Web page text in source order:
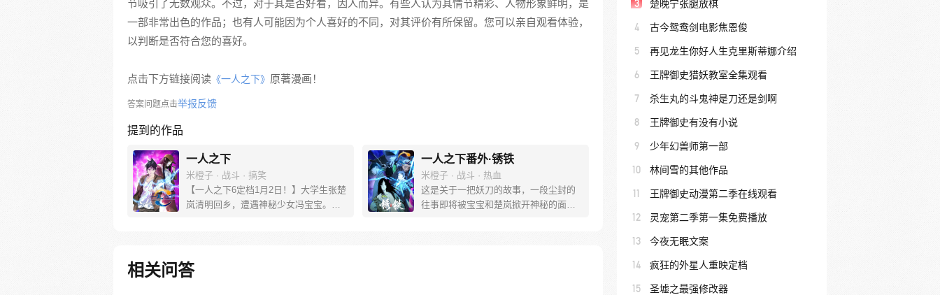
节吸引了无数观众。不过，对于其是否好看，因人而异。有些人认为其情节精彩、人物形象鲜明，是
一部非常出色的作品；也有人可能因为个人喜好的不同，对其评价有所保留。您可以亲自观看体验，
以判断是否符合您的喜好。
点击下方链接阅读 《一人之下》 原著漫画！
答案问题点击举报反馈
提到的作品
一人之下
米橙子 · 战斗 · 搞笑
【一人之下6定档1月2日！】大学生张楚
岚清明回乡，遭遇神秘少女冯宝宝。素
己与爷爷身上的秘密，张楚岚的生活被
彻底颠覆，与冯宝宝一同踏上“异人”之
一人之下番外·锈铁
米橙子 · 战斗 · 热血
这是关于一把妖刀的故事，一段尘封的
往事即将被宝宝和楚岚掀开神秘的面
相关问答
3 楚晚宁张腿放棋
4 古今鸳鸯剑电影焦恩俊
5 再见龙生你好人生克里斯蒂娜介绍
6 王牌御史猎妖教室全集观看
7 杀生丸的斗鬼神是刀还是剑啊
8 王牌御史有没有小说
9 少年幻兽师第一部
10 林间雪的其他作品
11 王牌御史动漫第二季在线观看
12 灵宠第二季第一集免费播放
13 今夜无眠文案
14 疯狂的外星人重映定档
15 圣墟之最强修改器